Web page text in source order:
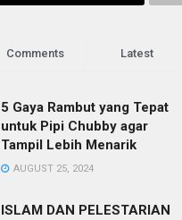
Comments Latest
5 Gaya Rambut yang Tepat
untuk Pipi Chubby agar
Tampil Lebih Menarik
AUGUST 25, 2024
ISLAM DAN PELESTARIAN